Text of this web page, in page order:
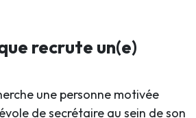
recrute un(e)
une personne motivée
de secrétaire au sein de son